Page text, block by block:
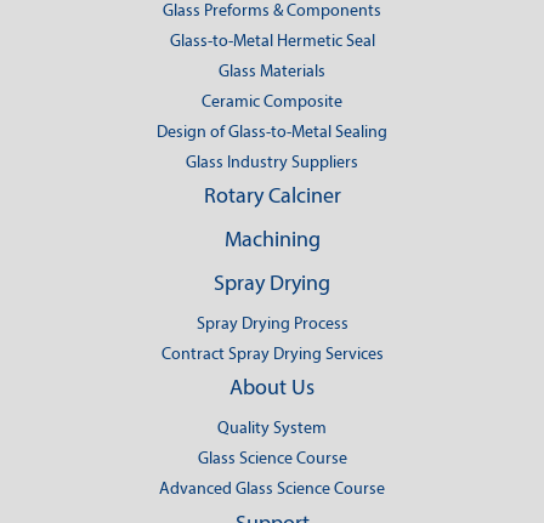
Glass Preforms & Components
Glass-to-Metal Hermetic Seal
Glass Materials
Ceramic Composite
Design of Glass-to-Metal Sealing
Glass Industry Suppliers
Rotary Calciner
Machining
Spray Drying
Spray Drying Process
Contract Spray Drying Services
About Us
Quality System
Glass Science Course
Advanced Glass Science Course